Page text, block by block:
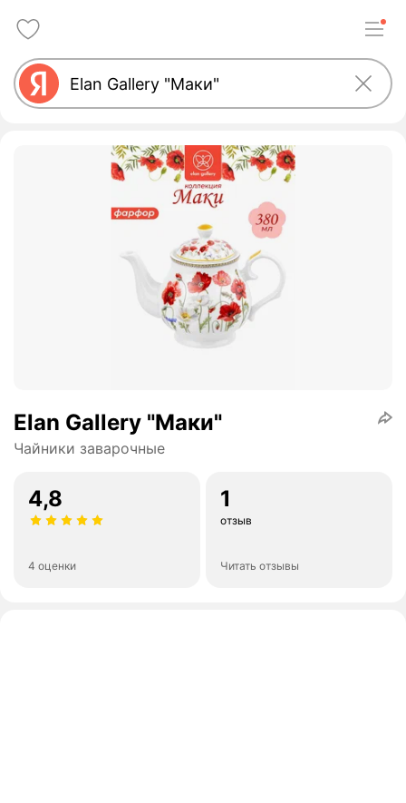
Elan Gallery "Маки"
Чайники заварочные
4,8
4 оценки
1
отзыв
Читать отзывы